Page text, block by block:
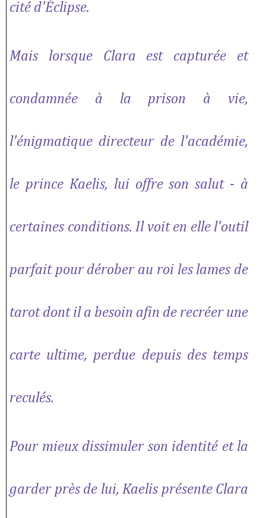
cité d'Éclipse.
Mais lorsque Clara est capturée et
condamnée à la prison à vie,
l'énigmatique directeur de l'académie,
le prince Kaelis, lui offre son salut - à
certaines conditions. Il voit en elle l'outil
parfait pour dérober au roi les lames de
tarot dont il a besoin afin de recréer une
carte ultime, perdue depuis des temps
reculés.
Pour mieux dissimuler son identité et la
garder près de lui, Kaelis présente Clara